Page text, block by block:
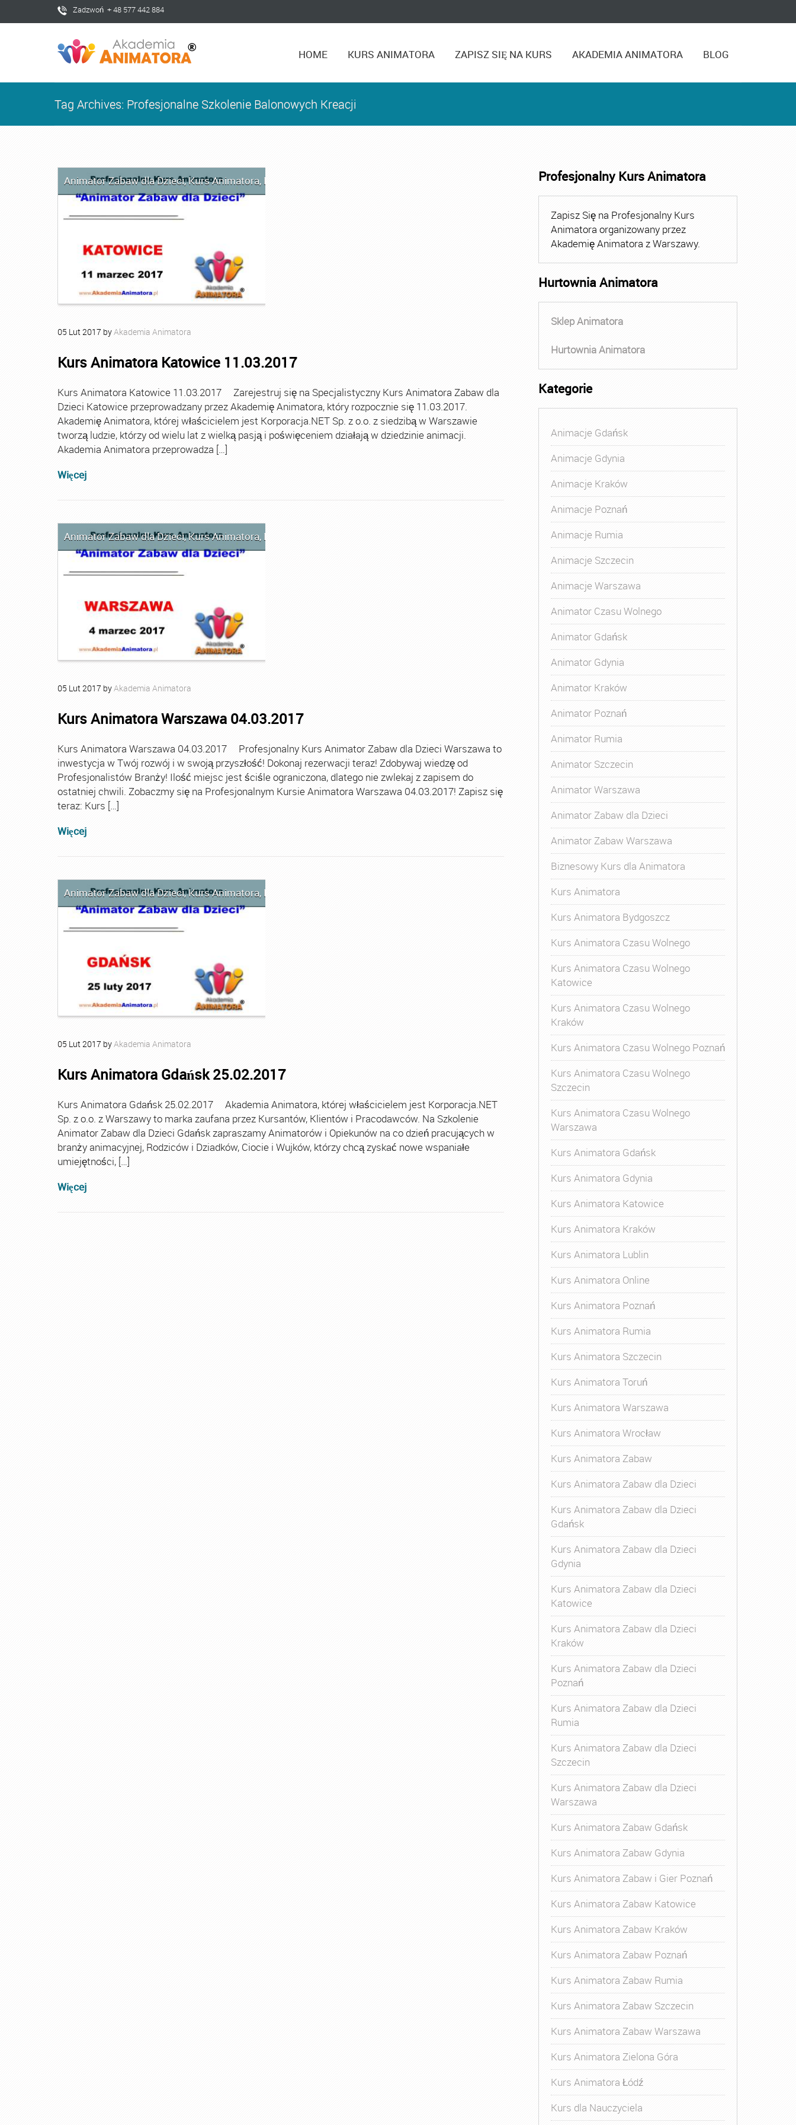
Zadzwoń + 48 577 442 884
HOME KURS ANIMATORA ZAPISZ SIĘ NA KURS AKADEMIA ANIMATORA BLOG
Tag Archives: Profesjonalne Szkolenie Balonowych Kreacji
Animator Zabaw dla Dzieci,Kurs Animatora, Kurs Animatora Katowice Kurs Animatora Zabaw dla Dzieci, Kurs Animatora Zabaw dla
05 Lut2017 byAkademia Animatora
Kurs Animatora Katowice 11.03.2017
Kurs Animatora Katowice 11.03.2017 Zarejestruj się na Specjalistyczny Kurs Animatora Zabaw dla
Dzieci Katowice przeprowadzany przez Akademię Animatora, który rozpocznie się 11.03.2017.
Akademię Animatora, której właścicielem jest Korporacja.NET Sp. z o.o. z siedzibą w Warszawie
tworzą ludzie, którzy od wielu lat z wielką pasją i poświęceniem działają w dziedzinie animacji.
Akademia Animatora przeprowadza […]
Więcej
Animator Zabaw dla Dzieci,Kurs Animatora, Kurs Animatora Warszawa Kurs Animatora Zabaw dla Dzieci Warszawa
05 Lut 2017 by Akademia Animatora
Kurs Animatora Warszawa 04.03.2017
Kurs Animatora Warszawa 04.03.2017 Profesjonalny Kurs Animator Zabaw dla Dzieci Warszawa to
inwestycja w Twój rozwój i w swoją przyszłość! Dokonaj rezerwacji teraz! Zdobywaj wiedzę od
Profesjonalistów Branży! Ilość miejsc jest ściśle ograniczona, dlatego nie zwlekaj z zapisem do
ostatniej chwili. Zobaczmy się na Profesjonalnym Kursie Animatora Warszawa 04.03.2017! Zapisz się
teraz: Kurs […]
Więcej
Animator Zabaw dla Dzieci,Kurs Animatora, Kurs Animatora Gdańsk Kurs Animatora Rumia,Kurs Animatora Zabaw
05 Lut2017 byAkademia Animatora
Kurs Animatora Gdańsk 25.02.2017
Kurs Animatora Gdańsk 25.02.2017 Akademia Animatora, której właścicielem jest Korporacja.NET
Sp. z o.o. z Warszawy to marka zaufana przez Kursantów, Klientów i Pracodawców. Na Szkolenie
Animator Zabaw dla Dzieci Gdańsk zapraszamy Animatorów i Opiekunów na co dzień pracujących w
branży animacyjnej, Rodziców i Dziadków, Ciocie i Wujków, którzy chcą zyskać nowe wspaniałe
umiejętności, […]
Więcej
Profesjonalny Kurs Animatora
Zapisz Się na Profesjonalny Kurs
Animatora organizowany przez
Akademię Animatora z Warszawy.
Hurtownia Animatora
Sklep Animatora
Hurtownia Animatora
Kategorie
Animacje Gdańsk
Animacje Gdynia
Animacje Kraków
Animacje Poznań
Animacje Rumia
Animacje Szczecin
Animacje Warszawa
Animator Czasu Wolnego
Animator Gdańsk
Animator Gdynia
Animator Kraków
Animator Poznań
Animator Rumia
Animator Szczecin
Animator Warszawa
Animator Zabaw dla Dzieci
Animator Zabaw Warszawa
Biznesowy Kurs dla Animatora
Kurs Animatora
Kurs Animatora Bydgoszcz
Kurs Animatora Czasu Wolnego
Kurs Animatora Czasu Wolnego
Katowice
Kurs Animatora Czasu Wolnego
Kraków
Kurs Animatora Czasu Wolnego Poznań
Kurs Animatora Czasu Wolnego
Szczecin
Kurs Animatora Czasu Wolnego
Warszawa
Kurs Animatora Gdańsk
Kurs Animatora Gdynia
Kurs Animatora Katowice
Kurs Animatora Kraków
Kurs Animatora Lublin
Kurs Animatora Online
Kurs Animatora Poznań
Kurs Animatora Rumia
Kurs Animatora Szczecin
Kurs Animatora Toruń
Kurs Animatora Warszawa
Kurs Animatora Wrocław
Kurs Animatora Zabaw
Kurs Animatora Zabaw dla Dzieci
Kurs Animatora Zabaw dla Dzieci
Gdańsk
Kurs Animatora Zabaw dla Dzieci
Gdynia
Kurs Animatora Zabaw dla Dzieci
Katowice
Kurs Animatora Zabaw dla Dzieci
Kraków
Kurs Animatora Zabaw dla Dzieci
Poznań
Kurs Animatora Zabaw dla Dzieci
Rumia
Kurs Animatora Zabaw dla Dzieci
Szczecin
Kurs Animatora Zabaw dla Dzieci
Warszawa
Kurs Animatora Zabaw Gdańsk
Kurs Animatora Zabaw Gdynia
Kurs Animatora Zabaw i Gier Poznań
Kurs Animatora Zabaw Katowice
Kurs Animatora Zabaw Kraków
Kurs Animatora Zabaw Poznań
Kurs Animatora Zabaw Rumia
Kurs Animatora Zabaw Szczecin
Kurs Animatora Zabaw Warszawa
Kurs Animatora Zielona Góra
Kurs Animatora Łódź
Kurs dla Nauczyciela